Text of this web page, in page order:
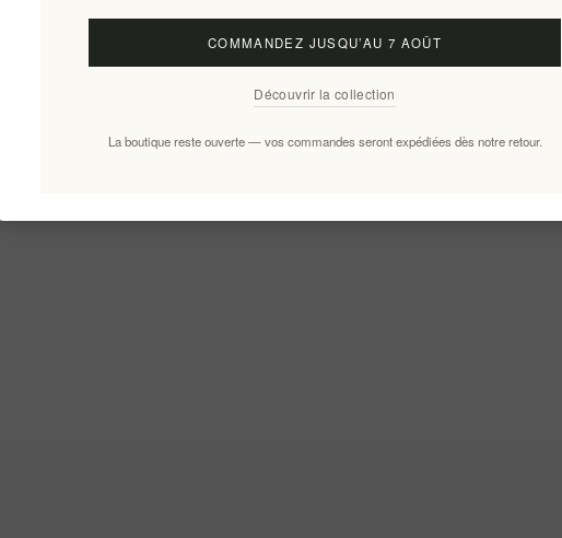
COMMANDEZ JUSQU’AU 7 AOÛT
Découvrir la collection
La boutique reste ouverte — vos commandes seront expédiées dès notre retour.